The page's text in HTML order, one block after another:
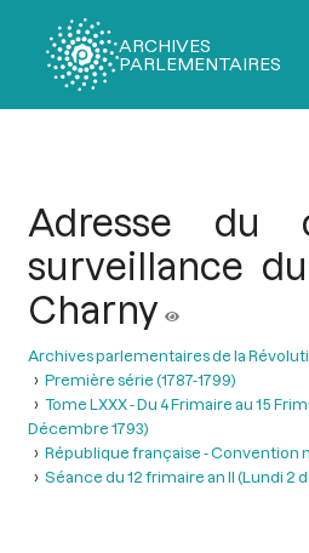
ARCHIVES
PARLEMENTAIRES
Adresse du
surveillance
Charny
Archives parlementaires de la
Première série (1787-1799)
Tome LXXX - Du 4 Frimaire au 15
Décembre 1793)
République française - Convention
Séance du 12 frimaire an II (Lundi 2